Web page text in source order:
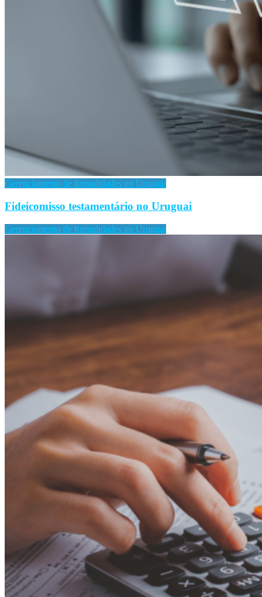
Gerenciamento de formalidades no Uruguai
Fideicomisso testamentário no Uruguai
Gerenciamento de formalidades no Uruguai